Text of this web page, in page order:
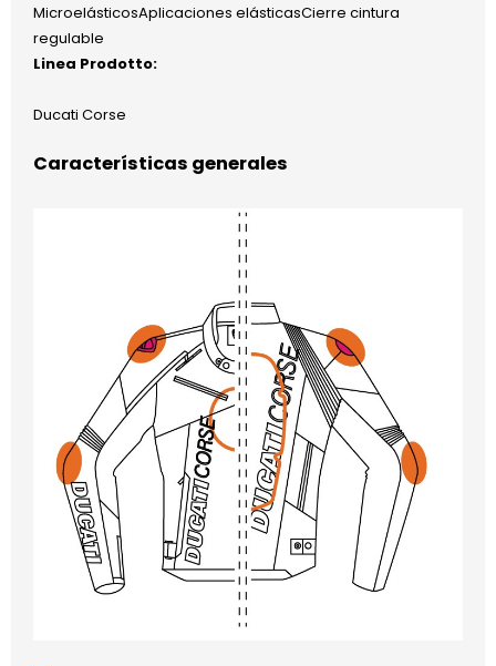
MicroelásticosAplicaciones elásticasCierre cintura
regulable
Linea Prodotto:
Ducati Corse
Características generales